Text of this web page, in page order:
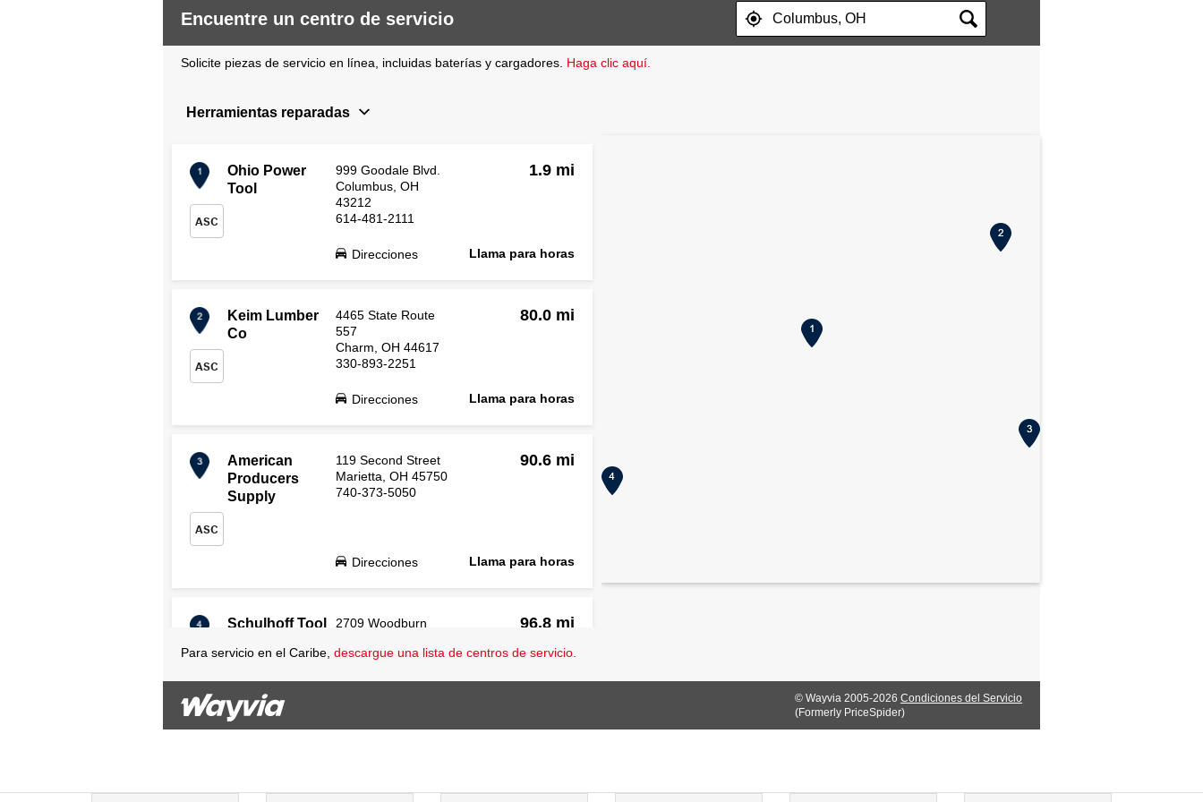
Encuentre un centro de servicio
Solicite piezas de servicio en línea, incluidas baterías y cargadores. Haga clic aquí.
Herramientas reparadas
Ohio Power
Tool
ASC
999 Goodale Blvd.
Columbus, OH
43212
614-481-2111
1.9 mi
Direcciones Llama para horas
Keim Lumber
Co
ASC
4465 State Route
557
Charm, OH 44617
330-893-2251
80.0 mi
Direcciones Llama para horas
American
Producers
Supply
ASC
119 Second Street
Marietta, OH 45750
740-373-5050
90.6 mi
Direcciones Llama para horas
Schulhoff Tool
2709 Woodburn
Cincinnati, OH
96.8 mi
Para servicio en el Caribe, descargue una lista de centros de servicio.
© Wayvia 2005-2026 Condiciones del Servicio
(Formerly PriceSpider)